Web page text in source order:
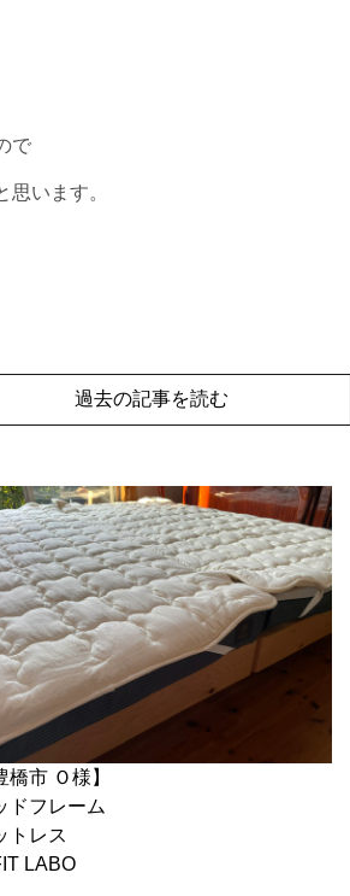
で
います。
過去の記事を読む
橋市 Ｏ様】
ドフレーム
トレス
LABO